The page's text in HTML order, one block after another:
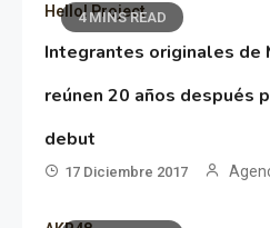
4 MINS READ
Hello! Project
Integrantes originales de
reúnen 20 años después
debut
17 Diciembre 2017